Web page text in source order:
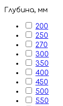
Глубина, мм
200
250
270
300
350
400
450
500
550